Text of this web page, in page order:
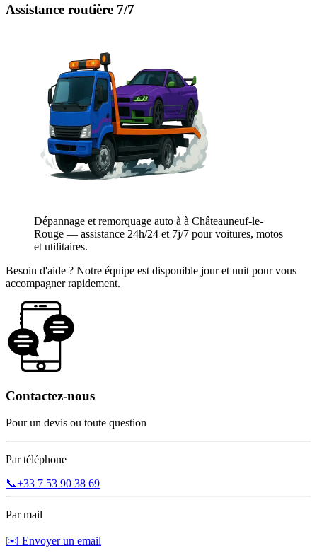
Assistance routière 7/7
Dépannage et remorquage auto à à Châteauneuf-le-
Rouge — assistance 24h/24 et 7j/7 pour voitures, motos
et utilitaires.
Besoin d'aide ? Notre équipe est disponible jour et nuit pour vous
accompagner rapidement.
Contactez-nous
Pour un devis ou toute question
Par téléphone
📞+33 7 53 90 38 69
Par mail
✉️ Envoyer un email